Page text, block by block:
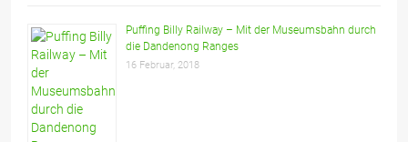
Puffing Billy Railway – Mit der Museumsbahn durch
die Dandenong Ranges
16 Februar, 2018